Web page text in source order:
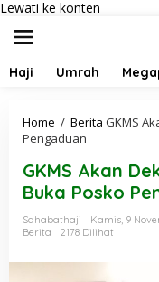
Lewati ke konten
Haji Umrah
Home / Berita GKMS
Pengaduan
GKMS Akan
Buka Posko
Sahabathaji
Kamis, 9
Berita
2178 Dilihat